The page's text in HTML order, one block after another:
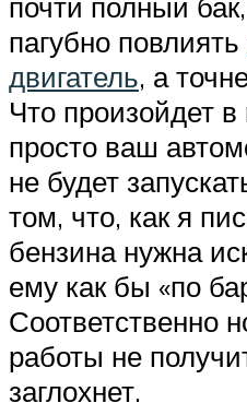
почти полный
пагубно повлиять
двигатель, а
Что произойдет
просто ваш
не будет
том, что, как я
бензина нужна
ему как бы «по
Соответственно
работы не
заглохнет.